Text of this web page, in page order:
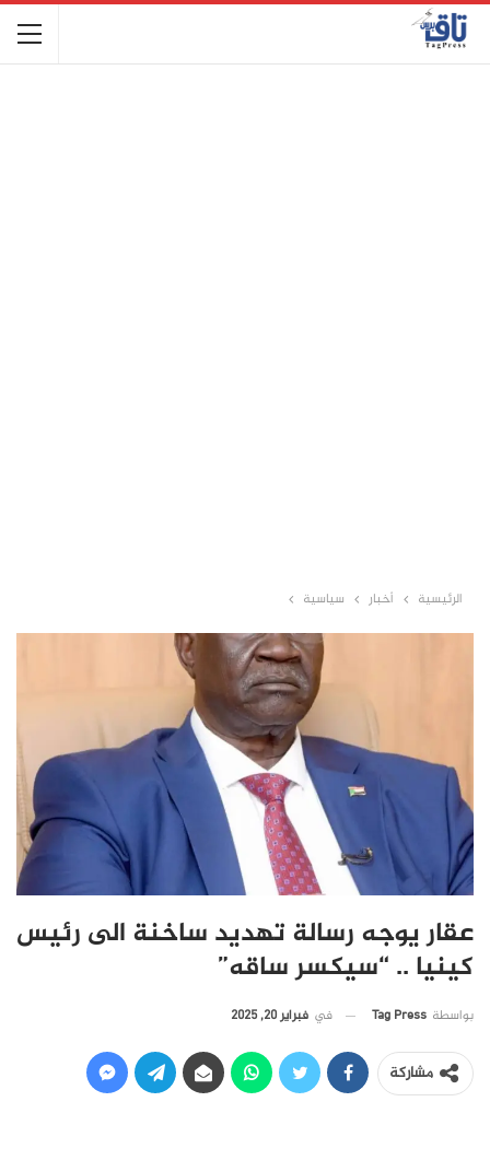
الرئيسية أخبار سياسية
عقار يوجه رسالة تهديد ساخنة الى رئيس
كينيا .. “سيكسر ساقه”
بواسطة Tag Press في فبراير 20, 2025
مشاركة